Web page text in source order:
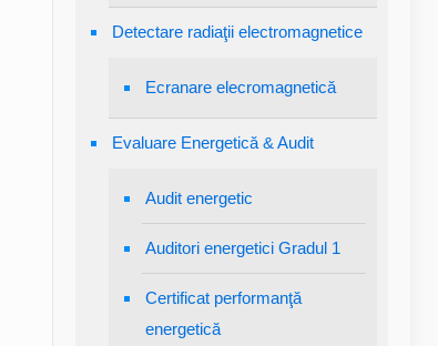
Detectare radiaţii electromagnetice
Ecranare elecromagnetică
Evaluare Energetică & Audit
Audit energetic
Auditori energetici Gradul 1
Certificat performanţă
energetică